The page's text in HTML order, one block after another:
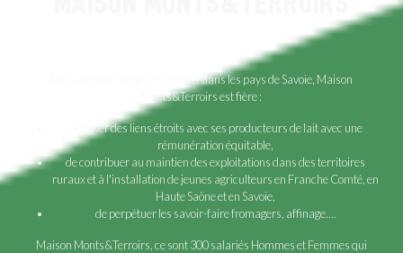
Implantée en Franche Comté et dans les pays de Savoie, Maison
Monts&Terroirs est fière :
de tisser des liens étroits avec ses producteurs de lait avec une
rémunération équitable,
de contribuer au maintien des exploitations dans des territoires
ruraux et à l'installation de jeunes agriculteurs en Franche Comté, en
Haute Saône et en Savoie,
de perpétuer les savoir-faire fromagers, affinage....
Maison Monts&Terroirs, ce sont 300 salariés Hommes et Femmes qui